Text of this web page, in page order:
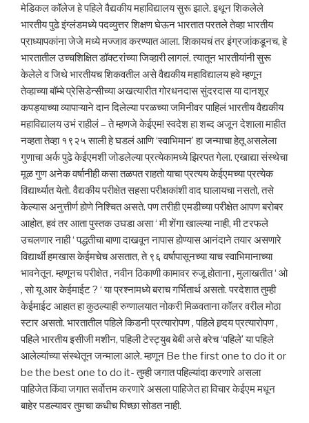
मेडिकल कॉलेज हे पहिले वैद्यकीय महाविद्यालय सुरू झाले. इथून शिकलेले
भारतीय पुढे इंग्लंडमध्ये पदव्युत्तर शिक्षण घेऊन भारतात परतले तेव्हा भारतीय
प्राध्यापकांना जेजे मध्ये मज्जाव करण्यात आला. शिकायचं तर इंग्रजांकडूनच, हे
भारतातील उच्चशिक्षित डॉक्टरांच्या जिव्हारी लागलं. त्यातून भारतीयांनी सुरू
केलेले व जिथे भारतीयच शिकवतील असे वैद्यकीय महाविद्यालय हवे म्हणून
तेव्हाच्या बॉम्बे प्रेसिडेन्सीच्या अखत्यारीत गोरधनदास सुंदरदास या दानशूर
कपड्याच्या व्यापाऱ्याने दान दिलेल्या परळच्या जमिनीवर पाहिलं भारतीय वैद्यकीय
महाविद्यालय उभं राहीलं – ते म्हणजे केईएम! स्वदेश हा शब्द अजून देशाला माहीत
नव्हता तेव्हा १९२५ साली हे घडलं आणि ‘स्वाभिमान’ हा जन्माचा हेतू असलेला
गुणाचा अर्क पुढे केईएमशी जोडलेल्या प्रत्येकामध्ये झिरपत गेला. एखाद्या संस्थेचा
मूळ गुण अनेक वर्षानीही कसा तळपत राहतो याचा प्रत्यय केईएमच्या प्रत्येक
विद्यार्थ्यात येतो. वैद्यकीय परीक्षेत सहसा परीक्षकांशी वाद घालायचा नसतो, तसे
केल्यास अनुत्तीर्ण होणे निश्चित असते. पण तरीही एमडीच्या परीक्षेत आपण बरोबर
आहोत, हवं तर आता पुस्तक उघडा असा ‘ मी शेंगा खाल्ल्या नाही, मी टरफले
उचलणार नाही ‘ पद्धतीचा बाणा दाखवून नापास होण्यास आनंदाने तयार असणारे
विद्यार्थी हमखास केईमचेच असतात, ते ९६ वर्षापासूनच्या याच स्वाभिमानाच्या
भावनेतून. म्हणूनच परीक्षेत , नवीन ठिकाणी कामावर रुजू होताना , मुलाखतीत ‘ ओ
, सो यू आर केईमाईट ? ‘ या प्रश्नामध्ये बराच गर्भितार्थ असतो. परदेशात तुम्ही
केईमाईट आहात हा कुठल्याही रुग्णालयात नोकरी मिळवताना कॉलर वरील मोठा
स्टार असतो. भारतातील पहिले किडनी प्रत्यारोपण , पहिले ह्र्दय प्रत्यारोपण ,
पहिले भारतीय इसीजी मशीन, पहिली टेस्ट्युब बेबी असे बरेच ‘पहिले’ या पहिले
आलेल्यांच्या संस्थेतून जन्माला आले. म्हणून Be the first one to do it or
be the best one to do it- तुम्ही जगात पहिल्यांदा करणारे असला
पाहिजेत किंवा जगात सर्वोत्तम करणारे असला पाहिजेत हा विचार केईएम मधून
बाहेर पडल्यावर तुमचा कधीच पिच्छा सोडत नाही.